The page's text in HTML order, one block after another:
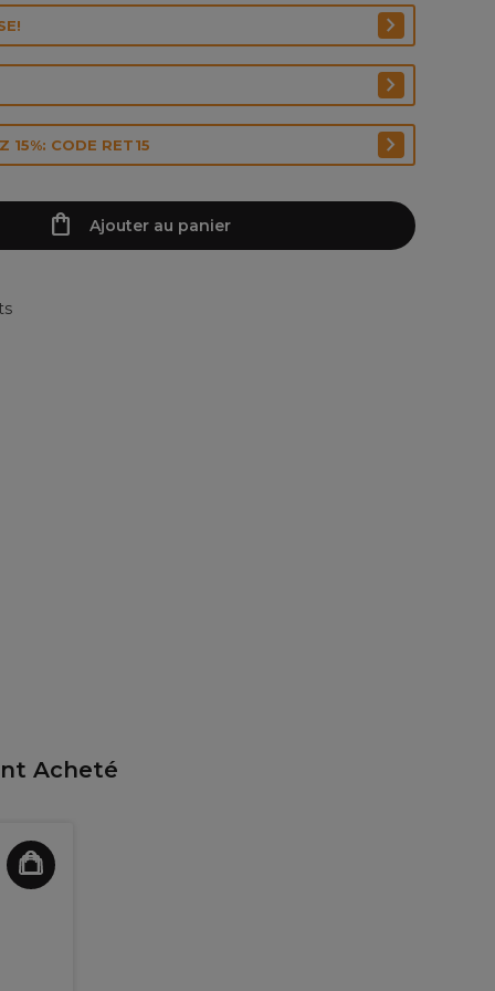
15%: CODE RET15
Ajouter au panier
Acheté